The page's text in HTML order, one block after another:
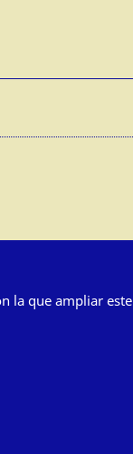
la que ampliar este